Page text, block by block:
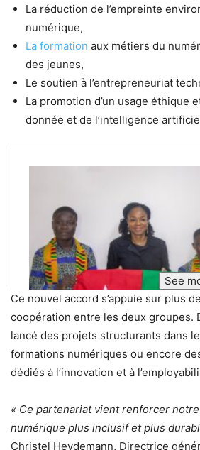
La réduction de l’empreinte
numérique,
La formation aux métiers du
des jeunes,
Le soutien à l’entrepreneuriat
La promotion d’un usage éthique
donnée et de l’intelligence
See
Ce nouvel accord s’appuie sur plus
coopération entre les deux groupes.
lancé des projets structurants dans
formations numériques ou encore
dédiés à l’innovation et à
« Ce partenariat vient renforcer
numérique plus inclusif et plus
Christel Heydemann, Directrice